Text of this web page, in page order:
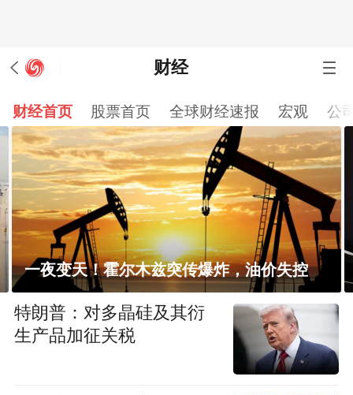
财经
财经首页 股票首页 全球财经速报 宏观 公
发行市值610亿元，谁是宇树科技背后大赢
家？
特朗普：对多晶硅及其衍
生产品加征关税